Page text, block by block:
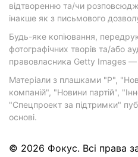
відтворенню та/чи
інакше як з письмового
Будь-яке копіювання,
фотографічних творів та/або
правовласника Getty Images
Матеріали з плашками "Р",
компаній", "Новини партій",
"Спецпроект за підтримки"
основі.
© 2026 Фокус. Всі права